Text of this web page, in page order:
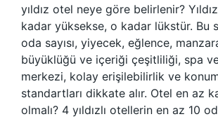
yıldız otel neye göre belirlenir? Yıldız
kadar yüksekse, o kadar lükstür. Bu
oda sayısı, yiyecek, eğlence,
büyüklüğü ve içeriği çeşitliliği, spa
merkezi, kolay erişilebilirlik ve
standartları dikkate alır. Otel en az
olmalı? 4 yıldızlı otellerin en az 10